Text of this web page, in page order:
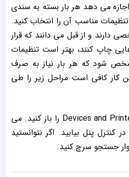
می دهد هر بار بسته به سندی
مناسب آن را انتخاب کنید.
دارند و از قبل می دانند که قرار
چاپ کنند، بهتر است تنظیمات
شود که هر بار نیاز به صرف
کار کافی است مراحل زیر را طی
در ویندوز صفحه Devices and Printers را باز کنید. می
کنترل پنل بیابید. اگر نتوانستید
جستجو سرچ کنید.